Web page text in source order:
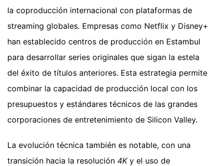
la coproducción internacional con plataformas de
streaming globales. Empresas como Netflix y Disney+
han establecido centros de producción en Estambul
para desarrollar series originales que sigan la estela
del éxito de títulos anteriores. Esta estrategia permite
combinar la capacidad de producción local con los
presupuestos y estándares técnicos de las grandes
corporaciones de entretenimiento de Silicon Valley.
La evolución técnica también es notable, con una
transición hacia la resolución 4Ky el uso de